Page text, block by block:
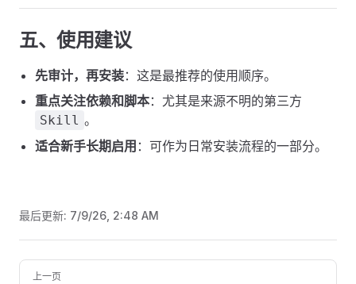
五、使用建议
先审计，再安装：这是最推荐的使用顺序。
重点关注依赖和脚本：尤其是来源不明的第三方
Skill 。
适合新手长期启用 ：可作为日常安装流程的一部分。
最后更新: 7/9/26, 2:48 AM
Pager
上一页